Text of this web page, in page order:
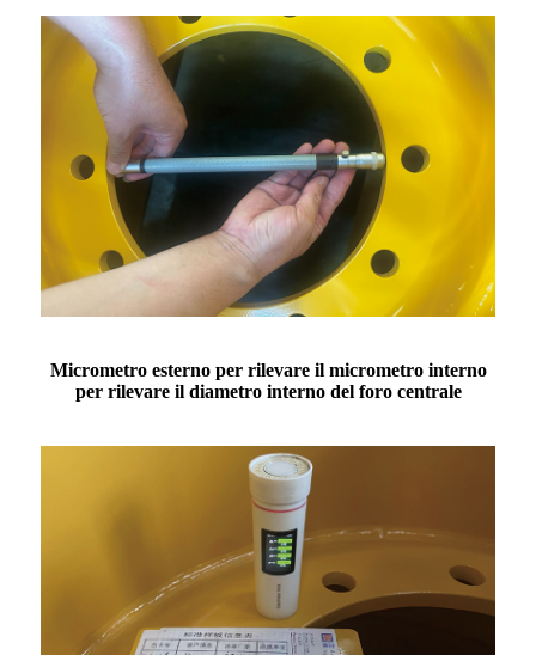
Micrometro esterno per rilevare il micrometro interno
per rilevare il diametro interno del foro centrale